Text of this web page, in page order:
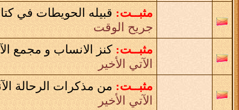
مثبــت: قبيله الحويطات في
جريح الوقت
مثبــت: كنز الانساب و مجمع
الآتي الأخير
مثبــت: من مذكرات الرحالة
الآتي الأخير